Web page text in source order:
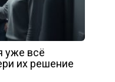
уже всё
их решение